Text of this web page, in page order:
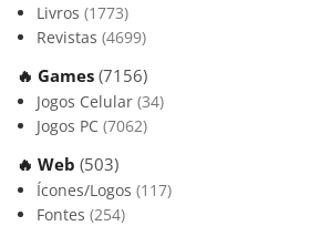
Livros (1773)
Revistas (4699)
🔥 Games (7156)
Jogos Celular (34)
Jogos PC (7062)
🔥 Web (503)
Ícones/Logos (117)
Fontes (254)